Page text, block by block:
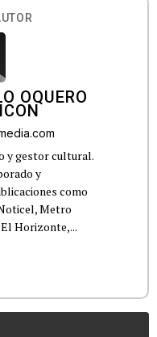
OQUERO
y gestor cultural.
y
como
Metro
Horizonte,...